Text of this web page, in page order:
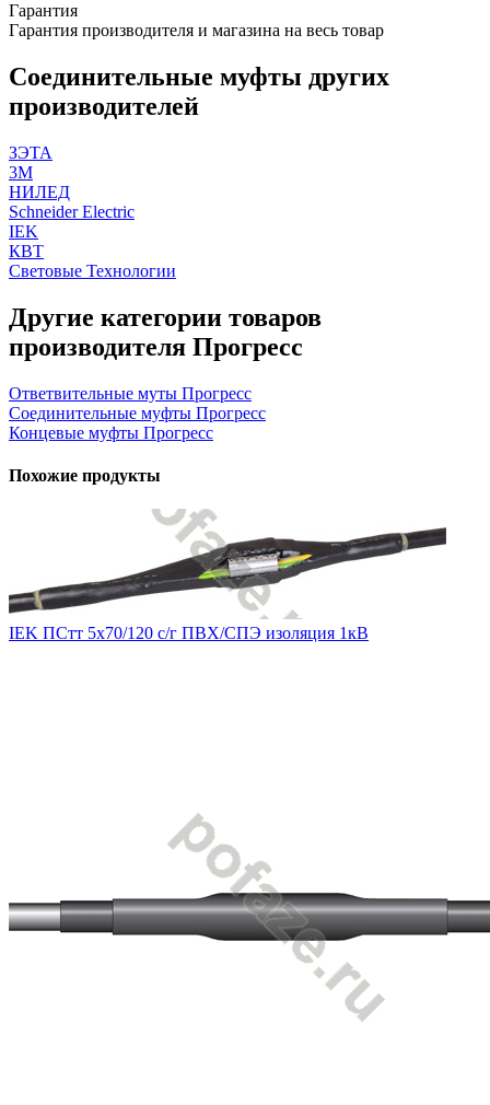
Гарантия
Гарантия производителя и магазина на весь товар
Соединительные муфты других
производителей
ЗЭТА
3M
НИЛЕД
Schneider Electric
IEK
КВТ
Световые Технологии
Другие категории товаров
производителя Прогресс
Ответвительные муты Прогресс
Соединительные муфты Прогресс
Концевые муфты Прогресс
Похожие продукты
IEK ПСтт 5х70/120 с/г ПВХ/СПЭ изоляция 1кВ